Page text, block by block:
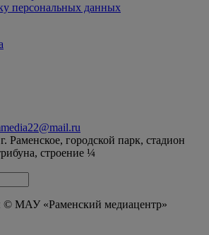
персональных данных
Раменское, городской парк, стадион
строение ¼
© МАУ «Раменский медиацентр»